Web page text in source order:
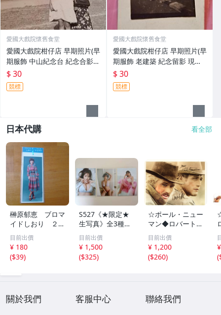
愛國大戲院懷舊食堂
愛國大戲院柑仔店 早期照片(早
期服飾 中山紀念台 紀念合影
現況賣)L 040
$ 30
競標
愛國大戲院懷舊食堂
愛國大戲院柑仔店 早期照片(早
期服飾 老建築 紀念留影 現況
賣)L 039
$ 30
競標
日本代購 看全部
榊原郁恵 ブロマ
イドしおり ２枚
組 レトロ 送料
１１０円 未開封
目前出價
¥ 180
($39)
S527《★限定★
生写真》全3種セ
ット【井口裕香】
FLASH（フラッシ
ュ）2026年8月18
日・25日合併号
目前出價
¥ 1,500
($325)
☆ポール・ニュー
マン◆ロバート・
レッドフォード◆
サイン入り写真◆
30x20㎝☆
目前出價
¥ 1,200
($260)
(
關於我們 客服中心 聯絡我們